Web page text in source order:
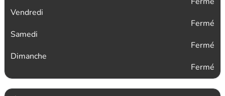
Vendredi
Fermé
Samedi
Fermé
Dimanche
Fermé